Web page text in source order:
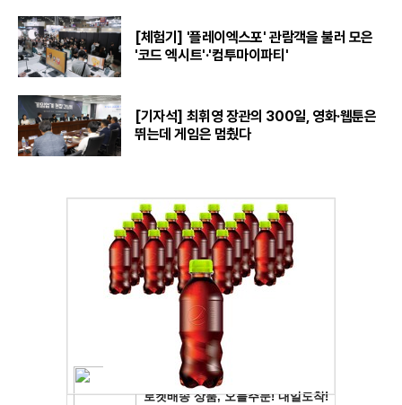
[체험기] '플레이엑스포' 관람객을 불러 모은
'코드 엑시트'·'컴투마이파티'
[기자석] 최휘영 장관의 300일, 영화·웹툰은
뛰는데 게임은 멈췄다